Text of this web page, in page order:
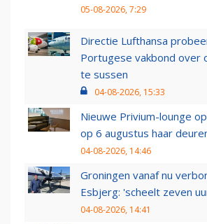
05-08-2026, 7:29
Directie Lufthansa
Portugese vakbond over
te sussen
04-08-2026, 15:33
Nieuwe Privium-lounge
op 6 augustus haar
04-08-2026, 14:46
Groningen vanaf nu
Esbjerg: 'scheelt zeven
04-08-2026, 14:41